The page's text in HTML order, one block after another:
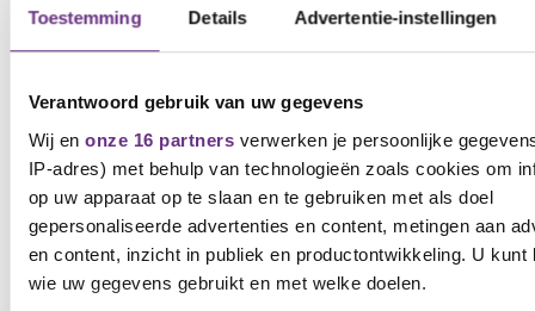
Toestemming Details Advertentie-instellingen
Verantwoord gebruik van uw gegevens
Wij en onze 16 partnersverwerken je persoonlijke
IP-adres) met behulp van technologieën zoals cookies om
op uw apparaat op te slaan en te gebruiken met als doel
gepersonaliseerde advertenties en content, metingen aan
en content, inzicht in publiek en productontwikkeling. U kunt
wie uw gegevens gebruikt en met welke doelen.
Gerelateerd nieuws
Zie al het nieuws